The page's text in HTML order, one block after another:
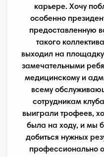
карьере. Хочу
особенно
предоставленную
такого
выходил на
замечательными
медицинскому и
всему
сотрудникам
выиграли трофеев,
была на ходу, и мы
добиться нужных
профессионально